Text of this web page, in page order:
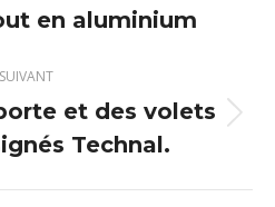
Article
:
en aluminium
SUIVANT
Article
suivant
et des volets
Technal.